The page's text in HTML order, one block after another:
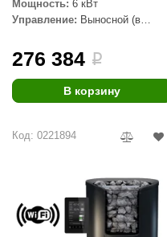
Мощность: 6 кВт
Управление: Выносной (в
276 384 i
В корзину
Код: 0221894